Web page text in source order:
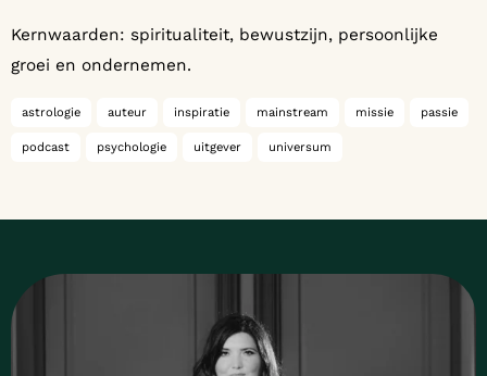
Kernwaarden: spiritualiteit, bewustzijn, persoonlijke
groei en ondernemen.
astrologie auteur inspiratie mainstream missie passie
podcast psychologie uitgever universum